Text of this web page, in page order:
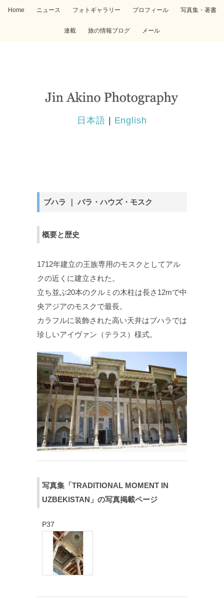
Home ニュース フォトギャラリー プロフィール 写真集・著書
連載 旅の情報ブログ メール
日本語 English
ブハラ ｜ バラ・ハウズ・モスク
概要と歴史
1712年建立の王族専用のモスクとしてアル
クの近くに建立された。
立ち並ぶ20本のクルミの木柱は長さ12mで中
央アジアのモスクで最長。
カラフルに装飾された高い天井はブハラでは
珍しいアイヴァン（テラス）様式。
写真集「TRADITIONAL MOMENT IN
UZBEKISTAN」の写真掲載ページ
P37